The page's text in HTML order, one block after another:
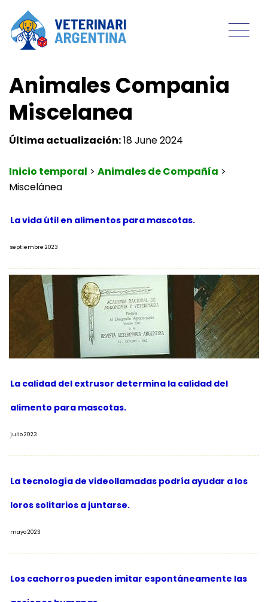
Animales Compania
Miscelanea
Última actualización:18 June 2024
Inicio temporal > Animales de Compañía >
Miscelánea
La vida útil en alimentos para mascotas.
septiembre 2023
La calidad del extrusor determina la calidad del
alimento para mascotas.
julio 2023
La tecnología de videollamadas podría ayudar a los
loros solitarios a juntarse.
mayo 2023
Los cachorros pueden imitar espontáneamente las